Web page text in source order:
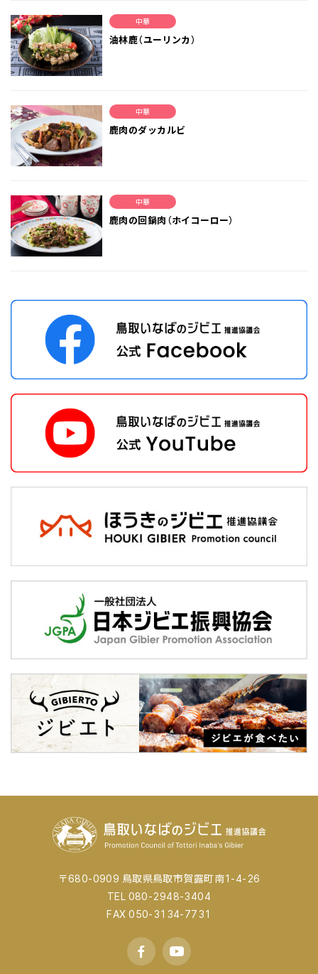
中華
油林鹿（ユーリンカ）
中華
鹿肉のダッカルビ
中華
鹿肉の回鍋肉（ホイコーロー）
〒680-0909 鳥取県鳥取市賀露町南1-4-26
TEL 080-2948-3404
FAX 050-3134-7731